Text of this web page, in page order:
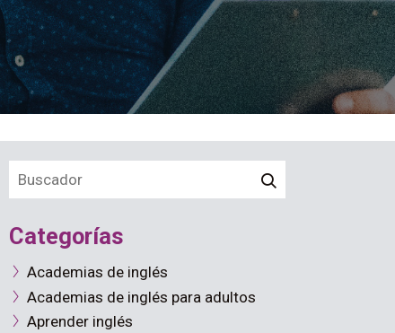
Categorías
Academias de inglés
Academias de inglés para adultos
Aprender inglés